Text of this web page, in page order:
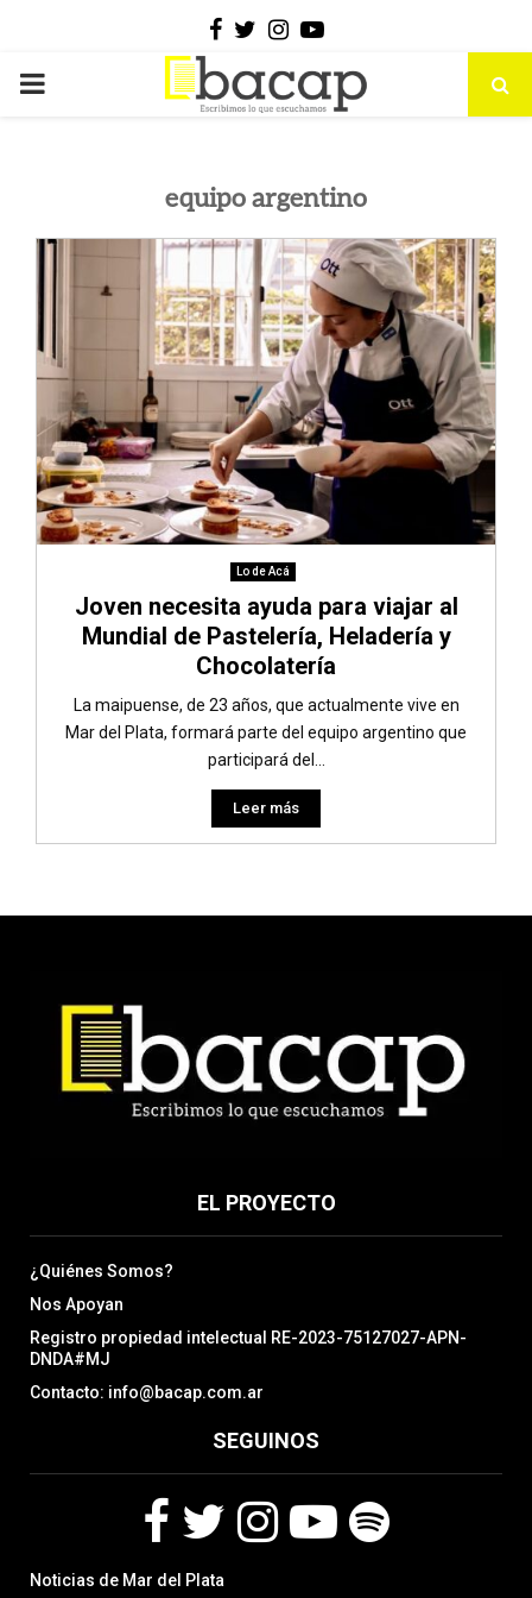
Facebook
Twitter
Instagram
Youtube
PRIMARY
equipo argentino
Lo de Acá
Joven necesita ayuda para viajar al
Mundial de Pastelería, Heladería y
Chocolatería
La maipuense, de 23 años, que actualmente vive en
Mar del Plata, formará parte del equipo argentino que
participará del...
Leer más
EL PROYECTO
¿Quiénes Somos?
Nos Apoyan
Registro propiedad intelectual RE-2023-75127027-APN-
DNDA#MJ
Contacto: info@bacap.com.ar
SEGUINOS
a
w
Noticias de Mar del Plata